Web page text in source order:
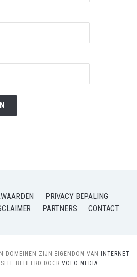
PRIVACY BEPALING
PARTNERS CONTACT
DOMEINEN ZIJN EIGENDOM VAN
INTERNET
BEHEERD DOOR VOLO MEDIA.